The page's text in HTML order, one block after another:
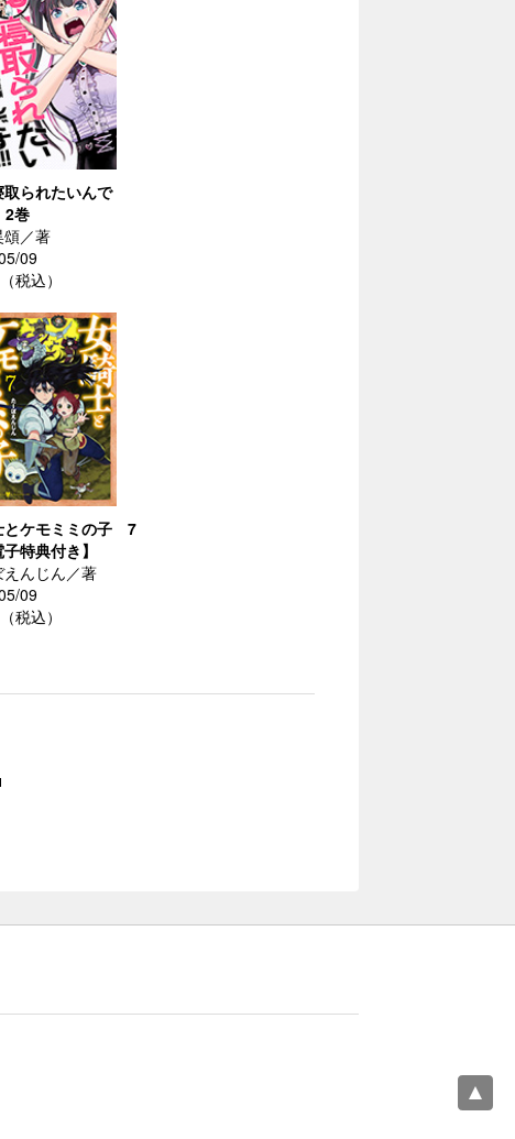
られたいんで
巻
／著
09
税込）
とケモミミの子 7
特典付き】
えんじん／著
09
税込）